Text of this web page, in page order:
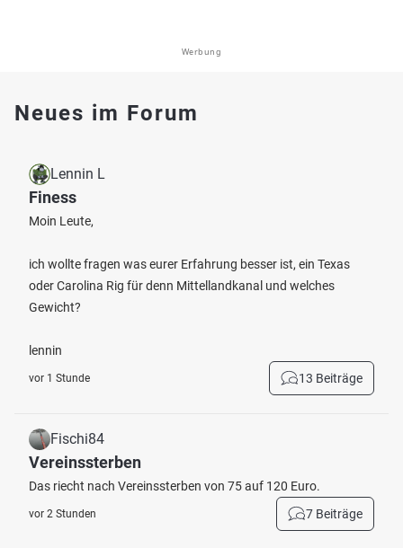
Werbung
Neues im Forum
Lennin L
Finess
Moin Leute,
ich wollte fragen was eurer Erfahrung besser ist, ein Texas
oder Carolina Rig für denn Mittellandkanal und welches
Gewicht?
lennin
vor 1 Stunde 13 Beiträge
Fischi84
Vereinssterben
Das riecht nach Vereinssterben von 75 auf 120 Euro.
vor 2 Stunden 7 Beiträge